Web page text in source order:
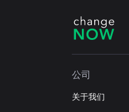
公司
关于我们